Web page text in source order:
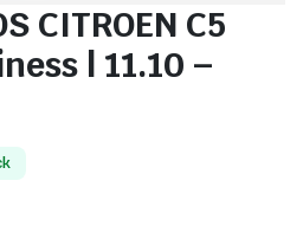
CITROEN C5
| 11.10 –